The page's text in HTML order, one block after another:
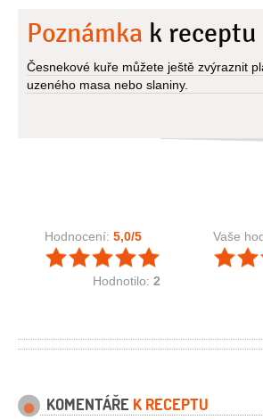
Poznámka k receptu
Česnekové kuře můžete ještě zvýraznit
uzeného masa nebo slaniny.
Hodnocení: 5,0/5
Hodnotilo: 2
Vaše
KOMENTÁŘE K RECEPTU